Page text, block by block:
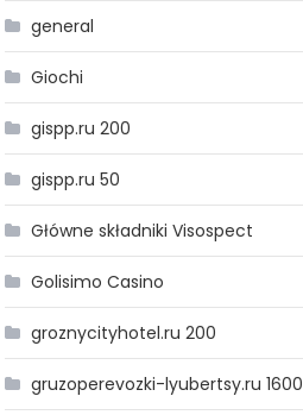
general
Giochi
gispp.ru 200
gispp.ru 50
Główne składniki Visospect
Golisimo Casino
groznycityhotel.ru 200
gruzoperevozki-lyubertsy.ru 1600